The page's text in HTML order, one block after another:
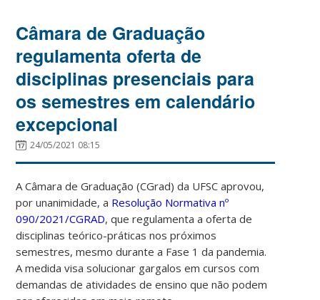
Câmara de Graduação
regulamenta oferta de
disciplinas presenciais para
os semestres em calendário
excepcional
24/05/2021 08:15
A Câmara de Graduação (CGrad) da UFSC aprovou,
por unanimidade, a Resolução Normativa nº
090/2021/CGRAD, que regulamenta a oferta de
disciplinas teórico-práticas nos próximos
semestres, mesmo durante a Fase 1 da pandemia.
A medida visa solucionar gargalos em cursos com
demandas de atividades de ensino que não podem